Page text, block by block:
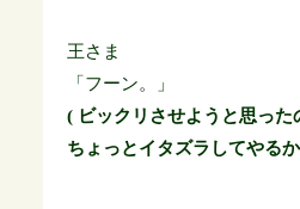
王さま
「フーン。」
( ビックリさせようと思った
ちょっとイタズラしてやる